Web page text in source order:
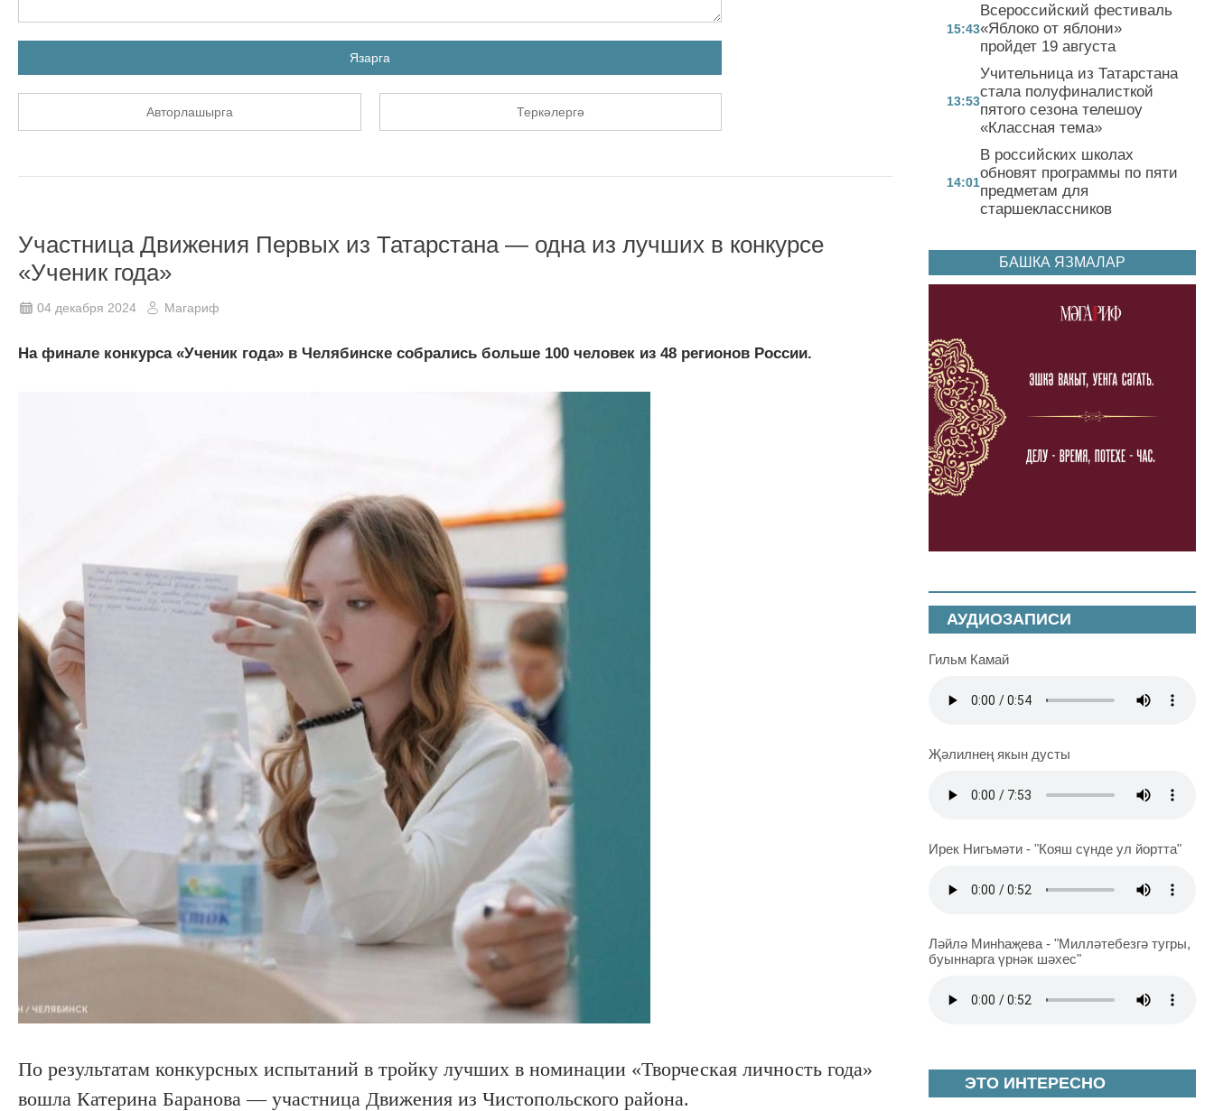
Язарга
Авторлашырга Теркәлергә
Участница Движения Первых из Татарстана — одна из лучших в конкурсе
«Ученик года»
04 декабря 2024 Магариф
На финале конкурса «Ученик года» в Челябинске собрались больше 100 человек из 48 регионов России.
По результатам конкурсных испытаний в тройку лучших в номинации «Творческая личность года»
вошла Катерина Баранова — участница Движения из Чистопольского района.
15:43
Всероссийский фестиваль
«Яблоко от яблони»
пройдет 19 августа
13:53
Учительница из Татарстана
стала полуфиналисткой
пятого сезона телешоу
«Классная тема»
14:01
В российских школах
обновят программы по пяти
предметам для
старшеклассников
БАШКА ЯЗМАЛАР
ЭТО ИНТЕРЕСНО
АУДИОЗАПИСИ
Гильм Камай
Җәлилнең якын дусты
Ирек Нигъмәти - "Кояш сүнде ул йортта"
Ләйлә Минһаҗева - "Милләтебезгә тугры,
буыннарга үрнәк шәхес"